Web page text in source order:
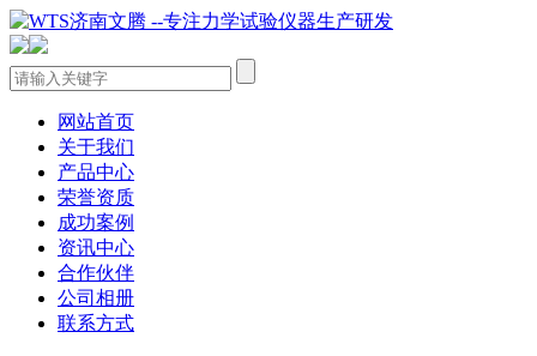
网站首页
关于我们
产品中心
荣誉资质
成功案例
资讯中心
合作伙伴
公司相册
联系方式